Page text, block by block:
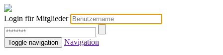
Login für Mitglieder
Toggle navigation Navigation